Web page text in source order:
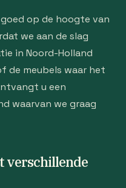
op de hoogte van
we aan de slag
in Noord-Holland
de meubels waar het
u een
waarvan we graag
verschillende